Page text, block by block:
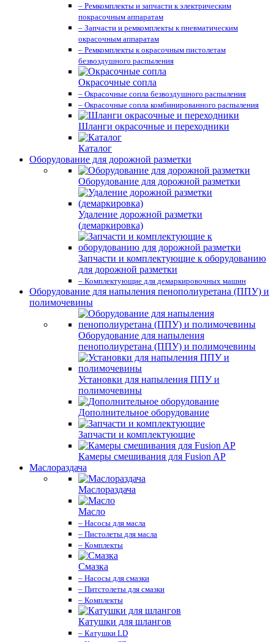
– Ремкомплекты и запчасти к электрическим
покрасочным аппаратам
– Запчасти и ремкомплекты к пневматическим
окрасочным аппаратам
– Ремкомплекты к окрасочным пистолетам
безвоздушного распыления
Окрасочные сопла
– Окрасочные сопла безвоздушного распыления
– Окрасочные сопла комбинированного распыления
Шланги окрасочные и переходники
Каталог
Оборудование для дорожной разметки
Оборудование для дорожной разметки
Удаление дорожной разметки
(демаркировка)
Запчасти и комплектующие к оборудованию
для дорожной разметки
– Комплектующие для демаркировочных машин
Оборудование для напыления пенополиуретана (ППУ) и
полимочевины
Оборудование для напыления
пенополиуретана (ППУ) и полимочевины
Установки для напыления ППУ и
полимочевины
Дополнительное оборудование
Запчасти и комплектующие
Камеры смешивания для Fusion AP
Маслораздача
Маслораздача
Масло
– Насосы для масла
– Пистолеты для масла
– Комплекты
Смазка
– Насосы для смазки
– Питстолеты для смазки
– Комплекты
Катушки для шлангов
– Катушки LD